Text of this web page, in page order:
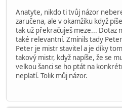
Anatyte, nikdo ti tvůj názor
zaručena, ale v okamžiku když
tak už překračuješ meze... Dotaz
také relevantní. Zmínils tady
Peter je mistr stavitel a je díky
takový mistr, když napíše, že se
velkou šanci se ho ptát na
neplatí. Tolik můj názor.